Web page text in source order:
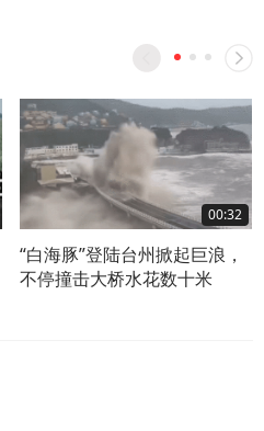
00:32
“白海豚”登陆台州掀起巨浪，
不停撞击大桥水花数十米